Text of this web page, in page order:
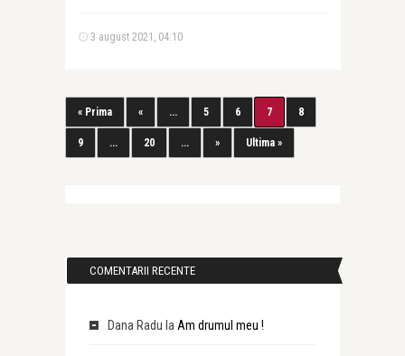
3 august 2021, 04:10
« Prima « ... 5 6 7 8
9 ... 20 ... » Ultima »
COMENTARII RECENTE
Dana Radu la Am drumul meu !